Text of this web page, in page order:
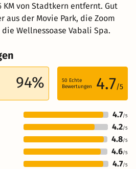
KM von Stadtkern entfernt. Gut
aus der Movie Park, die Zoom
Wellnessoase Vabali Spa.
94% 50 Echte
Bewertungen
4.7/5
4.7/5
4.2/5
4.8/5
4.6/5
4.7/5